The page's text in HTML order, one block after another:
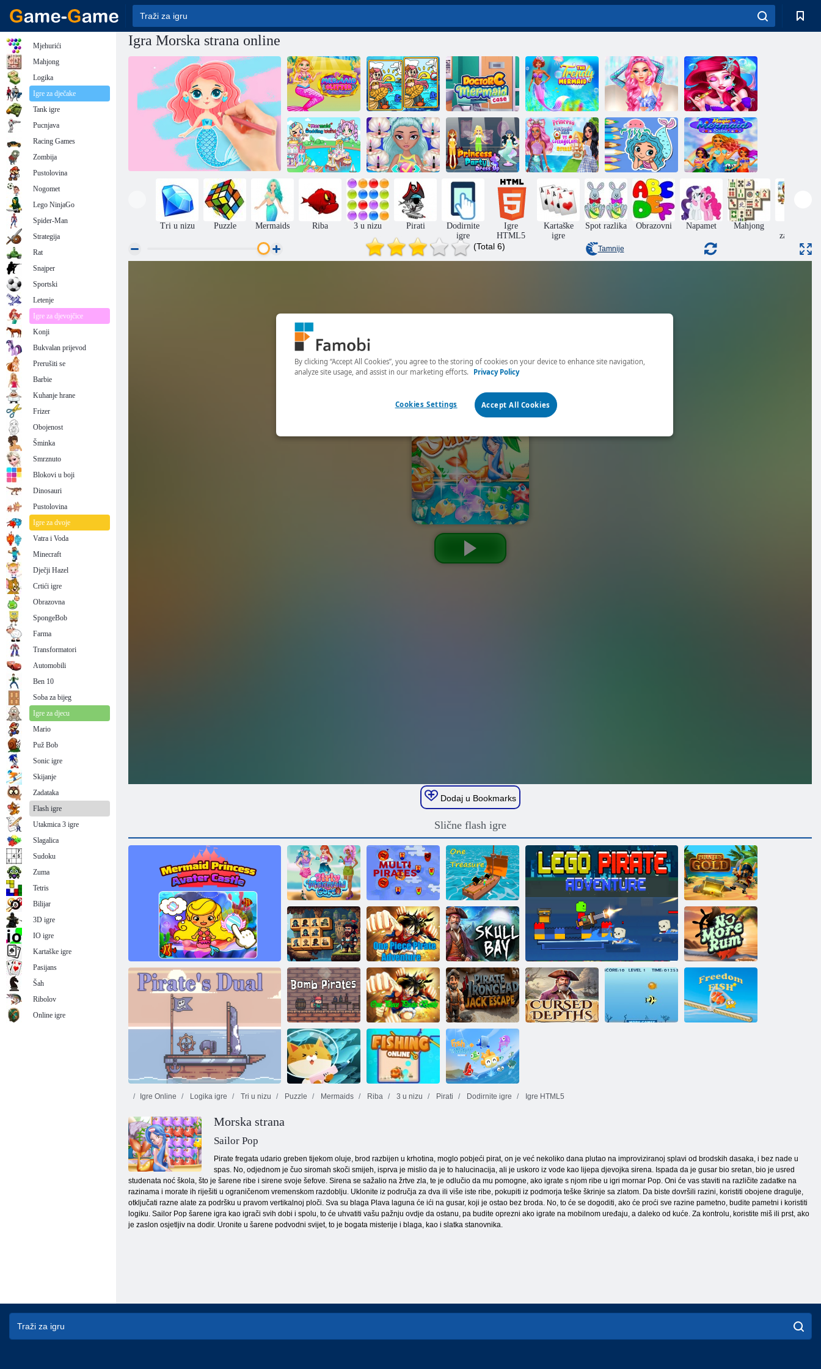
Igra Morska strana online
Svjetlucavi
aparat za tortu
Mermaid
Sirene: Uočite
razlike
Dr. S: Slučaj
Sirena
Modna sirena Estetika sirene
Obucite princezu
sirenu
Svijet vjenčanja
sirena
Dijamantne
sirene
Oblačenje u
princezu za
zabavu
Cottagecore
princeze protiv
sirena
Bojanka:
Meduza i sirena
Salon Magic
Mermaid
Tri u nizu Puzzle Mermaids Riba 3 u nizu Pirati
Dodirnite
igre
Igre
HTML5
Kartaške
igre
Spot razlika Obrazovni Napamet Mahjong
zagonetke
(Total 6) Tamnije
Dodaj u Bookmarks
Slične flash igre
Dvorac princeze Male sirene Avater
Djevojačka
moda: stil sirene
Multi Pirati Jedno blago Gusarsko zlato
Pirati: Mahjong
One Piece:
Gusarska
avantura
Gusarski dvoboj
Zaljev lubanja Nema više ruma
Pirati bombe
One Piece:
Gusarska bitka
Pirate Armadillo
Jack's Escape
Igre Online Logika igre Tri u nizu Puzzle Mermaids Riba 3 u nizu Pirati Dodirnite igre Igre HTML5
Morska strana
Sailor Pop
Pirate fregata udario greben tijekom oluje, brod razbijen u krhotina, moglo pobjeći pirat, on je već nekoliko dana plutao na improviziranoj splavi od brodskih dasaka, i bez nade u
spas. No, odjednom je čuo siromah skoči smijeh, isprva je mislio da je to halucinacija, ali je uskoro iz vode kao lijepa djevojka sirena. Ispada da je gusar bio sretan, bio je usred
studenata noć škola, što je šarene ribe i sirene svoje šefove. Sirena se sažalio na žrtve zla, te je odlučio da mu pomogne, ako igrate s njom ribe u igri mornar Pop. Oni će vas staviti na različite zadatke na
razinama i morate ih riješiti u ograničenom vremenskom razdoblju. Uklonite iz područja za dva ili više iste ribe, pokupiti iz podmorja teške škrinje sa zlatom. Da biste dovršili razini, koristiti obojene dragulje,
otključati razne alate za podršku u pravom vertikalnoj ploči. Sva su blaga Plava laguna će ići na gusar, koji je ostao bez broda. No, to će se dogoditi, ako će proći sve razine pametno, budite pametni i koristiti
logiku. Sailor Pop šarene igra kao igrači svih dobi i spolu, to će uhvatiti vašu pažnju ovdje da ostanu, pa budite oprezni ako igrate na mobilnom uređaju, a daleko od kuće. Za kontrolu, koristite miš ili prst, ako
je zaslon osjetljiv na dodir. Uronite u šarene podvodni svijet, to je bogata misterije i blaga, kao i slatka stanovnika.
Mjehurići
Mahjong
Logika
Igre za dječake
Tank igre
Pucnjava
Racing Games
Zombija
Pustolovina
Nogomet
Lego NinjaGo
Spider-Man
Strategija
Rat
Snajper
Sportski
Letenje
Igre za djevojčice
Konji
Bukvalan prijevod
Prerušiti se
Barbie
Kuhanje hrane
Frizer
Obojenost
Šminka
Smrznuto
Blokovi u boji
Dinosauri
Pustolovina
Igre za dvoje
Vatra i Voda
Minecraft
Dječji Hazel
Crtići igre
Obrazovna
SpongeBob
Farma
Transformatori
Automobili
Ben 10
Soba za bijeg
Igre za djecu
Mario
Puž Bob
Sonic igre
Skijanje
Zadataka
Flash igre
Utakmica 3 igre
Slagalica
Sudoku
Zuma
Tetris
Bilijar
3D igre
IO igre
Kartaške igre
Pasijans
Šah
Ribolov
Online igre